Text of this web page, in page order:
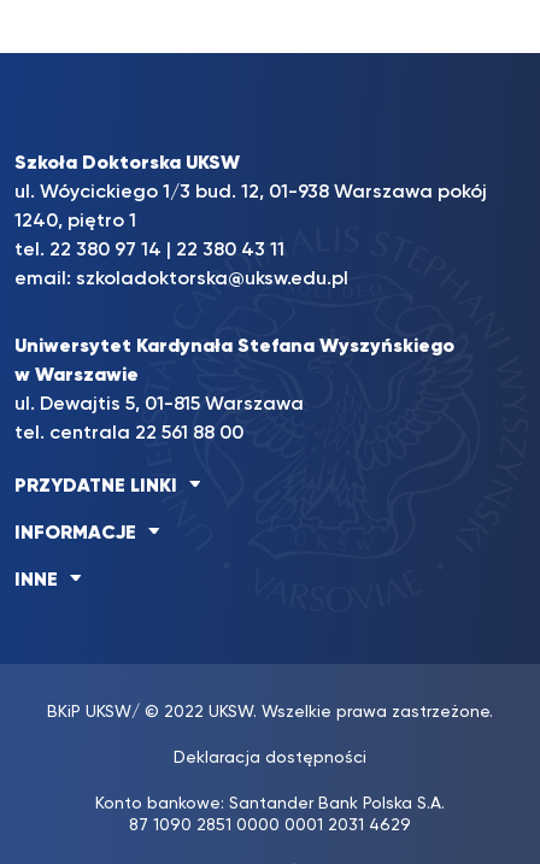
Szkoła Doktorska UKSW
ul. Wóycickiego 1/3 bud. 12, 01-938 Warszawa pokój
1240, piętro 1
tel. 22 380 97 14
22 380 43 11
email: szkoladoktorska@uksw.edu.pl
Uniwersytet Kardynała Stefana Wyszyńskiego
w Warszawie
ul. Dewajtis 5, 01-815 Warszawa
tel. centrala 22 561 88 00
PRZYDATNE LINKI
INFORMACJE
INNE
BKiP UKSW/ © 2022 UKSW. Wszelkie prawa zastrzeżone.
Deklaracja dostępności
Konto bankowe: Santander Bank Polska S.A.
87 1090 2851 0000 0001 2031 4629